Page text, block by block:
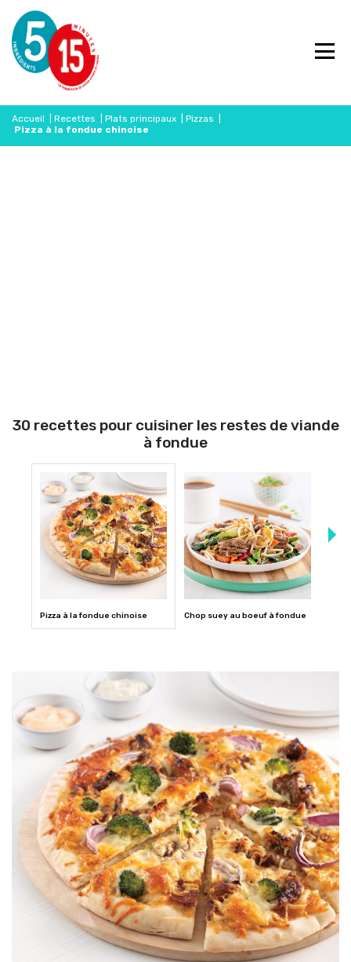
Accueil Recettes Plats principaux Pizzas
Pizza à la fondue chinoise
30 recettes pour cuisiner les restes de viande
à fondue
Pizza à la fondue chinoise Chop suey au boeuf à fondue